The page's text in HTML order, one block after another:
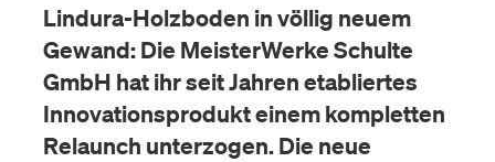
Lindura-Holzboden in völlig neuem
Gewand: Die MeisterWerke Schulte
GmbH hat ihr seit Jahren etabliertes
Innovationsprodukt einem kompletten
Relaunch unterzogen. Die neue